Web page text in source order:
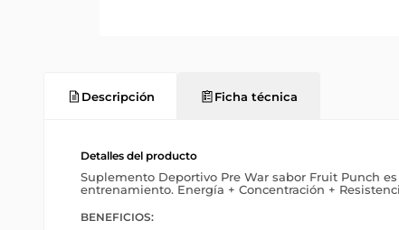
Descripción Ficha técnica
Detalles del producto
Suplemento Deportivo Pre War sabor Fruit Punch
entrenamiento. Energía + Concentración +
BENEFICIOS: